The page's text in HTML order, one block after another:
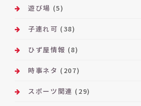
遊び場 (5)
子連れ可 (38)
ひず屋情報 (8)
時事ネタ (207)
スポーツ関連 (29)